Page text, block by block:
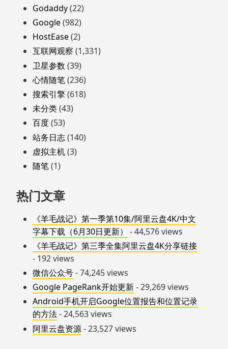
Godaddy(22)
Google(982)
HostEase(2)
互联网观察 (1,331)
卫星参数 (39)
心情随笔(236)
搜索引擎(618)
未分类(43)
百度(53)
站务日志(140)
虚拟主机(3)
随笔(1)
热门文章
《羊毛战记》第一季第10集/阿里云盘4K/中文
字幕下载（6月30日更新）
- 44,576 views
《羊毛战记》第三季全集阿里云盘4K分享链接
- 192 views
微信公众号- 74,245 views
Google PageRank开始更新- 29,269 views
Android手机开启Google位置报告和位置记录
的方法- 24,563 views
阿里云盘资源- 23,527 views